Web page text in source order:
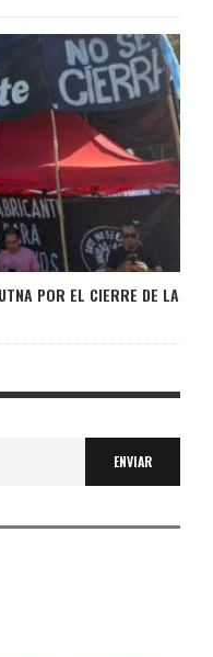
POR EL CIERRE DE LA